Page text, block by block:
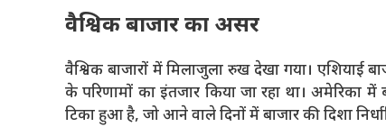
वैश्विक बाजार का असर
वैश्विक बाजारों में मिलाजुला रुख देखा गया। एशियाई
के परिणामों का इंतजार किया जा रहा था। अमेरिका
टिका हुआ है, जो आने वाले दिनों में बाजार की दिशा